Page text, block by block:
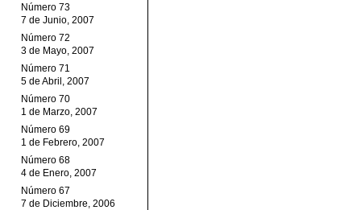
Número 73
7 de Junio, 2007
Número 72
3 de Mayo, 2007
Número 71
5 de Abril, 2007
Número 70
1 de Marzo, 2007
Número 69
1 de Febrero, 2007
Número 68
4 de Enero, 2007
Número 67
7 de Diciembre, 2006